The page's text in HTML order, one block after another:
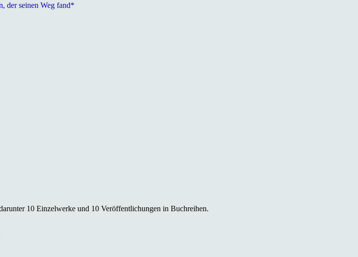
der seinen Weg fand*
10 Einzelwerke und 10 Veröffentlichungen in Buchreihen.